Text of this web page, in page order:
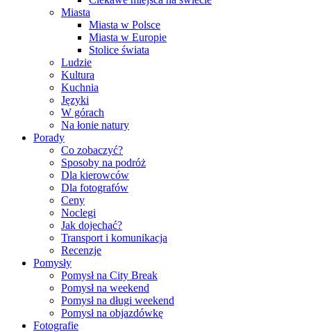
Miasta
Miasta w Polsce
Miasta w Europie
Stolice świata
Ludzie
Kultura
Kuchnia
Języki
W górach
Na łonie natury
Porady
Co zobaczyć?
Sposoby na podróż
Dla kierowców
Dla fotografów
Ceny
Noclegi
Jak dojechać?
Transport i komunikacja
Recenzje
Pomysły
Pomysł na City Break
Pomysł na weekend
Pomysł na długi weekend
Pomysł na objazdówkę
Fotografie